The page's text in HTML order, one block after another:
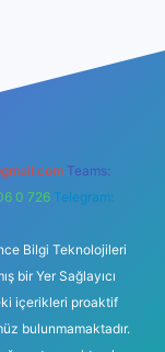
Teams:
0 726 Telegram:
Bilgi Teknolojileri
bir Yer Sağlayıcı
içerikleri proaktif
bulunmamaktadır.